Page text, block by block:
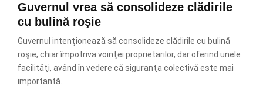
Guvernul vrea să consolideze clădirile
cu bulină roşie
Guvernul intenţionează să consolideze clădirile cu bulină
roşie, chiar împotriva voinţei proprietarilor, dar oferind unele
facilităţi, având în vedere că siguranţa colectivă este mai
importantă...